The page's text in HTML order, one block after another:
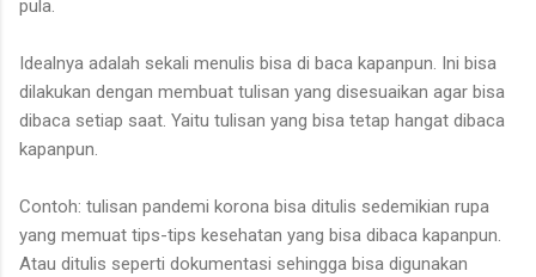
pula.
Idealnya adalah sekali menulis bisa di baca kapanpun. Ini bisa
dilakukan dengan membuat tulisan yang disesuaikan agar bisa
dibaca setiap saat. Yaitu tulisan yang bisa tetap hangat dibaca
kapanpun.
Contoh: tulisan pandemi korona bisa ditulis sedemikian rupa
yang memuat tips-tips kesehatan yang bisa dibaca kapanpun.
Atau ditulis seperti dokumentasi sehingga bisa digunakan